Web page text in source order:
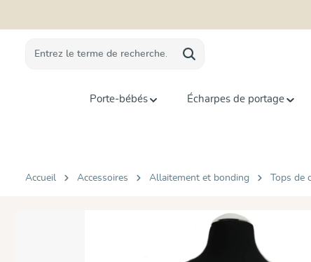
Porte-bébés Écharpes de portage
Accueil Accessoires Allaitement et bonding Tops de